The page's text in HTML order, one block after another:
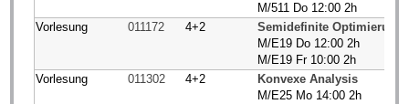
M/511 Do 12:00 2h
Vorlesung
011172 4+2
Semidefinite Optimierung
M/E19 Do 12:00 2h
M/E19 Fr 10:00 2h
Vorlesung
011302 4+2
Konvexe Analysis
M/E25 Mo 14:00 2h